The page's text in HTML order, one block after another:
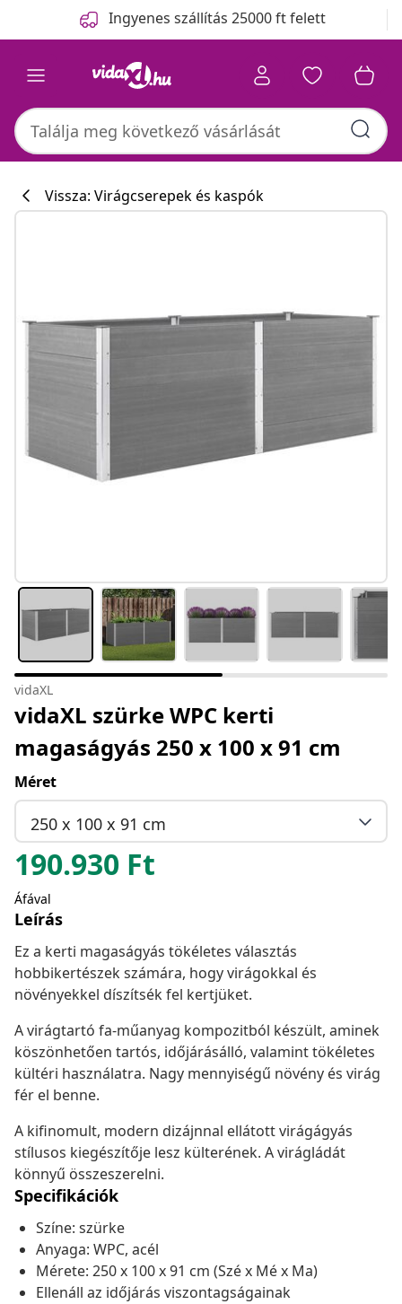
Ingyenes szállítás 25000 ft felett
Vissza: Virágcserepek és kaspók
vidaXL
vidaXL szürke WPC kerti
magaságyás 250 x 100 x 91 cm
Méret
250 x 100 x 91 cm
190.930 Ft
Áfával
Leírás
Ez a kerti magaságyás tökéletes választás
hobbikertészek számára, hogy virágokkal és
növényekkel díszítsék fel kertjüket.
A virágtartó fa-műanyag kompozitból készült, aminek
köszönhetően tartós, időjárásálló, valamint tökéletes
kültéri használatra. Nagy mennyiségű növény és virág
fér el benne.
A kifinomult, modern dizájnnal ellátott virágágyás
stílusos kiegészítője lesz külterének. A virágládát
könnyű összeszerelni.
Specifikációk
Színe: szürke
Anyaga: WPC, acél
Mérete: 250 x 100 x 91 cm (Szé x Mé x Ma)
Ellenáll az időjárás viszontagságainak